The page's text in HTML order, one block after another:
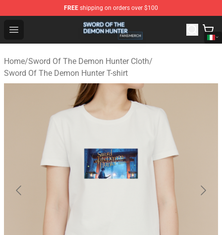
FREE shipping on orders over $100
Open menu
Sword Of The Demon Hunter Shop - Official Sword Of
Home/Sword Of The Demon Hunter Cloth/
Sword Of The Demon Hunter T-shirt